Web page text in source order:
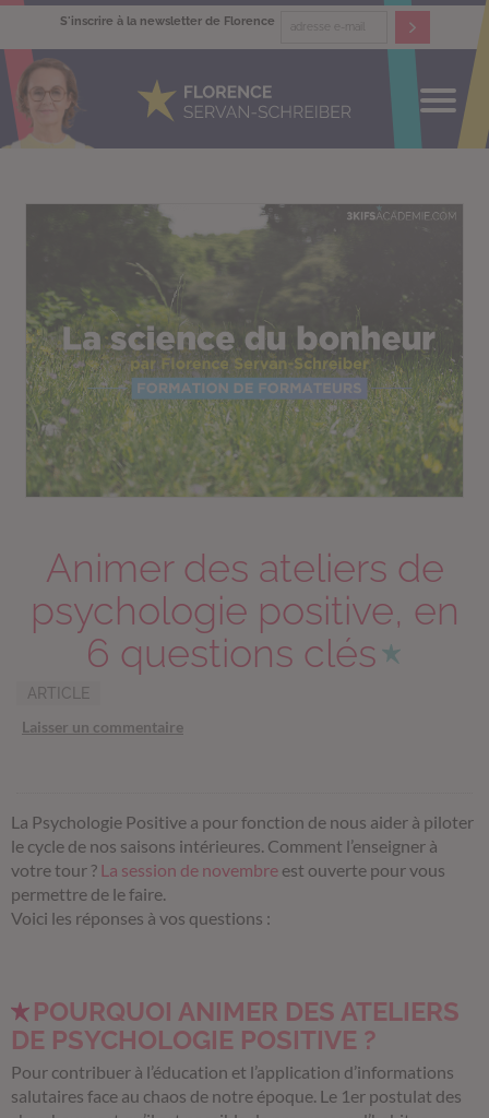
S'inscrire à la newsletter de Florence
Animer des ateliers de
psychologie positive, en
6 questions clés
ARTICLE
Laisser un commentaire
La Psychologie Positive a pour fonction de nous aider à piloter
le cycle de nos saisons intérieures. Comment l’enseigner à
votre tour ? La session de novembre est ouverte pour vous
permettre de le faire.
Voici les réponses à vos questions :
POURQUOI ANIMER DES ATELIERS
DE PSYCHOLOGIE POSITIVE ?
Pour contribuer à l’éducation et l’application d’informations
salutaires face au chaos de notre époque. Le 1er postulat des